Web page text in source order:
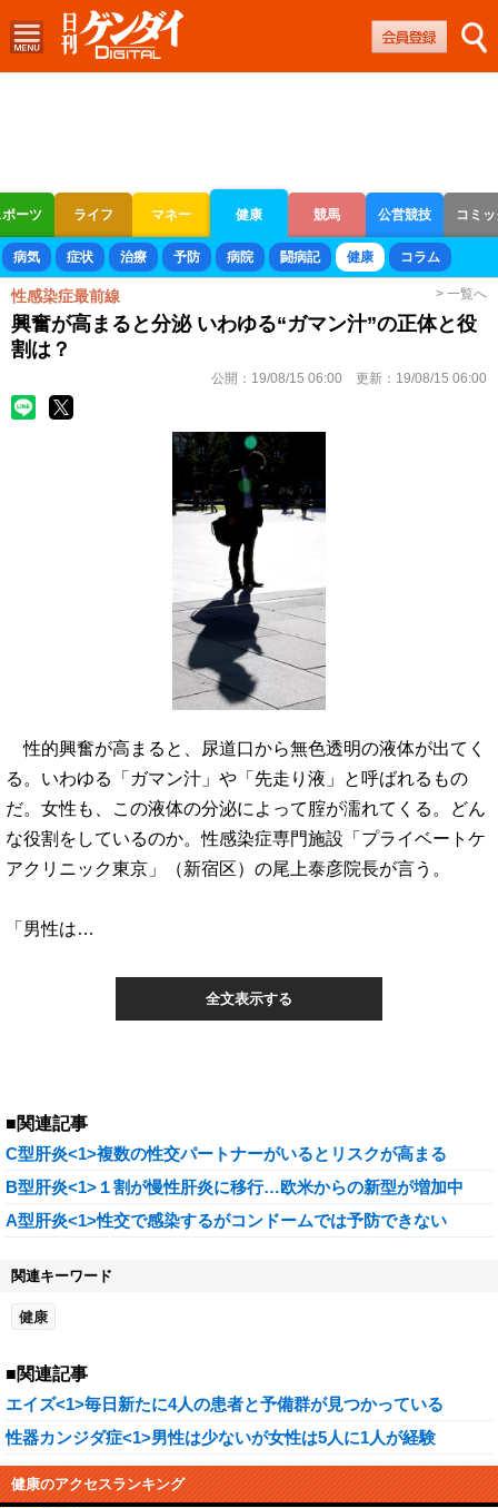
ーツ ライフ マネー 健康 競馬 公営競技 コミ
ボートレース 競輪 オートレース
病気 症状 治療 予防 病院 闘病記 健康 コラム
性感染症最前線 > 一覧へ
興奮が高まると分泌 いわゆる“ガマン汁”の正体と役
割は？
公開： 19/08/15 06:00 更新： 19/08/15 06:00
性的興奮が高まると、尿道口から無色透明の液体が出てく
る。いわゆる「ガマン汁」や「先走り液」と呼ばれるもの
だ。女性も、この液体の分泌によって腟が濡れてくる。どん
な役割をしているのか。性感染症専門施設「プライベートケ
アクリニック東京」（新宿区）の尾上泰彦院長が言う。
「男性は…
全文表示する
■関連記事
C型肝炎<1>複数の性交パートナーがいるとリスクが高まる
B型肝炎<1>１割が慢性肝炎に移行…欧米からの新型が増加中
A型肝炎<1>性交で感染するがコンドームでは予防できない
関連キーワード
健康
■関連記事
エイズ<1>毎日新たに4人の患者と予備群が見つかっている
性器カンジダ症<1>男性は少ないが女性は5人に1人が経験
健康のアクセスランキング